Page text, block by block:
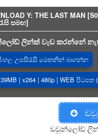
Y: THE LAST MAN
සමඟ]
ලින්ක් වැඩ කරන්නේ
උපසිරැසි මෙතනින් බාගන්න
| x264 | 480p | WEB පිටපත
ඩවුන්ලෝඩ්